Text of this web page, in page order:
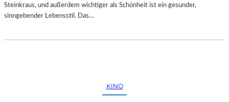
Steinkraus, und außerdem wichtiger als Schönheit ist ein gesunder,
sinngebender Lebensstil. Das…
KINO